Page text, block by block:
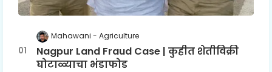
Mahawani Agriculture
Nagpur Land Fraud Case | कुहीत शेतीविक्री
घोटाळ्याचा भंडाफोड